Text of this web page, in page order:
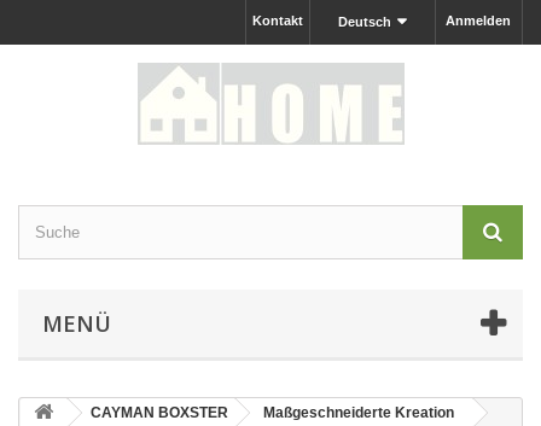
Anmelden
Deutsch
Kontakt
MENÜ
CAYMAN BOXSTER
Maßgeschneiderte Kreation